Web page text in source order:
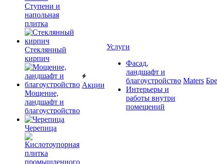
Ступени и
напольная
плитка
Cтеклянный
кирпич
Мощение,
ландшафт и
благоустройство
Черепица
Акции
Услуги
Фасад,
ландшафт и
благоустройство
Интерьеры и
работы внутри
помещений
Maters